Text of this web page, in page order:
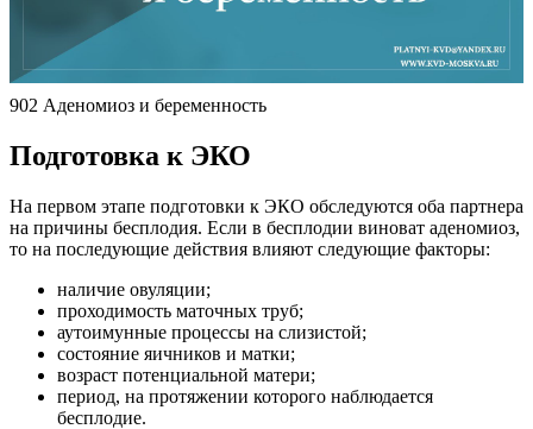
902 Аденомиоз и беременность
Подготовка к ЭКО
На первом этапе подготовки к ЭКО обследуются оба партнера
на причины бесплодия. Если в бесплодии виноват аденомиоз,
то на последующие действия влияют следующие факторы:
наличие овуляции;
проходимость маточных труб;
аутоимунные процессы на слизистой;
состояние яичников и матки;
возраст потенциальной матери;
период, на протяжении которого наблюдается
бесплодие.